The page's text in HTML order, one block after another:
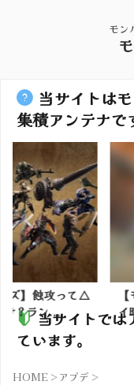
モン
当サイトは
集積アンテナで
蝕攻って△
ン...
【モ
イ時間
当サイトでは
ています。
HOME >アプデ >